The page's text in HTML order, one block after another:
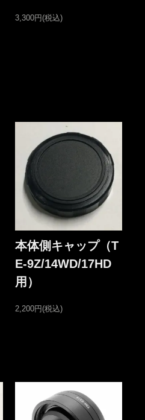
3,300円(税込)
本体側キャップ（T
E-9Z/14WD/17HD
用）
2,200円(税込)